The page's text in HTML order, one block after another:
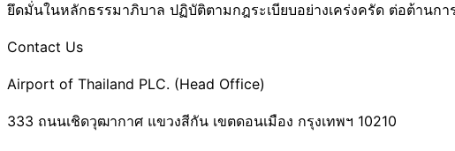
ยึดมั่นในหลักธรรมาภิบาล ปฏิบัติตามกฎระเบียบอย่างเคร่งครัด ต่อต้านก
Contact Us
Airport of Thailand PLC. (Head Office)
333 ถนนเชิดวุฒากาศ แขวงสีกัน เขตดอนเมือง กรุงเทพฯ 10210